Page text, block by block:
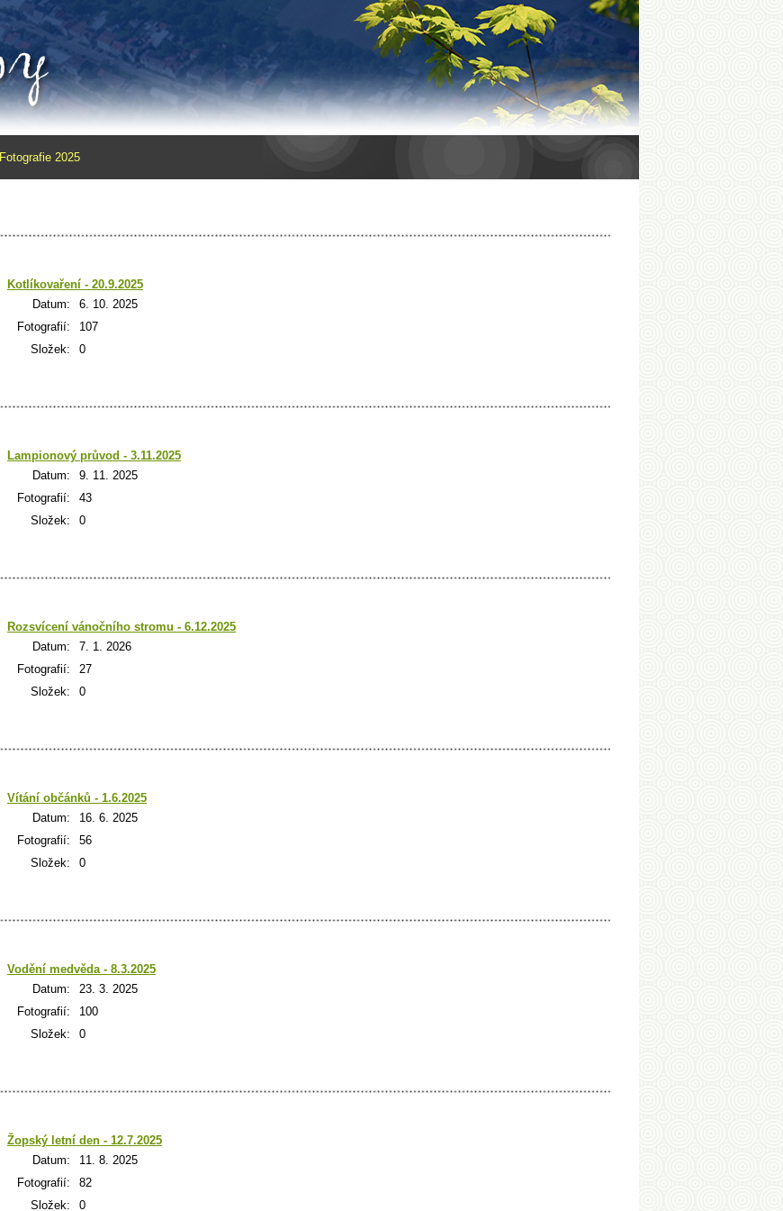
Fotografie 2025
Kotlíkovaření - 20.9.2025
Datum:
6. 10. 2025
Fotografií:
107
Složek:
0
Lampionový průvod - 3.11.2025
Datum:
9. 11. 2025
Fotografií:
43
Složek:
0
Rozsvícení vánočního stromu - 6.12.2025
Datum:
7. 1. 2026
Fotografií:
27
Složek:
0
Vítání občánků - 1.6.2025
Datum:
16. 6. 2025
Fotografií:
56
Složek:
0
Vodění medvěda - 8.3.2025
Datum:
23. 3. 2025
Fotografií:
100
Složek:
0
Žopský letní den - 12.7.2025
Datum:
11. 8. 2025
Fotografií:
82
Složek:
0